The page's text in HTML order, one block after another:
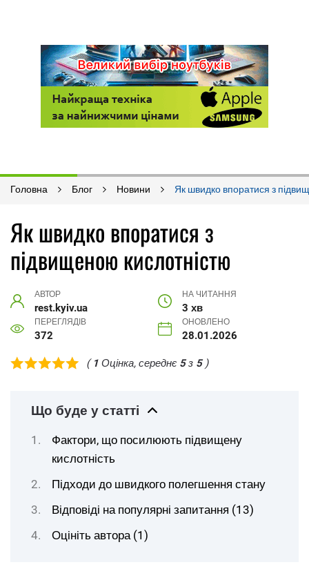
Головна Блог Новини Як швидко впоратися з
Як швидко впоратися з
підвищеною кислотністю
АВТОР
rest.kyiv.ua
НА ЧИТАННЯ
3 хв
ПЕРЕГЛЯДІВ
372
ОНОВЛЕНО
28.01.2026
( 1 Оцінка, середнє 5з 5)
Що буде у статті
Фактори, що посилюють підвищену
кислотність
Підходи до швидкого полегшення стану
Відповіді на популярні запитання (13)
Оцініть автора (1)